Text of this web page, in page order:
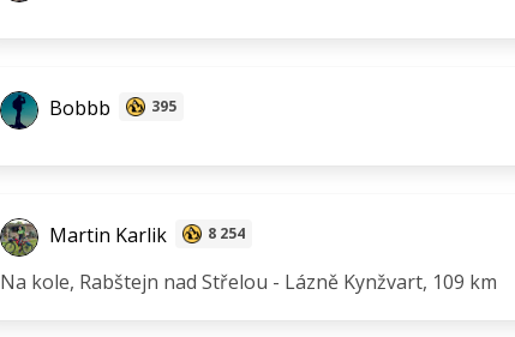
Bobbb 395
Martin Karlik 8 254
Na kole, Rabštejn nad Střelou - Lázně Kynžvart, 109 km